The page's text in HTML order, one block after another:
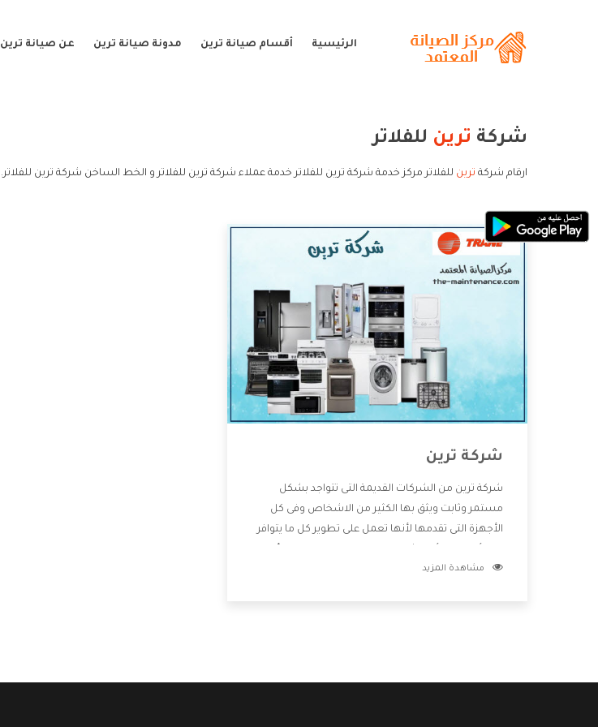
الرئيسية أقسام صيانة ترين مدونة صيانة ترين عن صيانة ترين
شركة ترين للفلاتر
ارقام شركة ترين للفلاتر مركز خدمة شركة ترين للفلاتر خدمة عملاء شركة ترين للفلاتر و الخط الساخن شركة ترين للفلاتر.
شركة ترين
شركة ترين من الشركات القديمة التى تتواجد بشكل
مستمر وثابت ويثق بها الكثير من الاشخاص وفى كل
الأجهزة التى تقدمها لأنها تعمل على تطوير كل ما يتوافر
خدمات ما بعد البيع مع المنتجات وتقدم للعملاء أقوى
مشاهدة المزيد